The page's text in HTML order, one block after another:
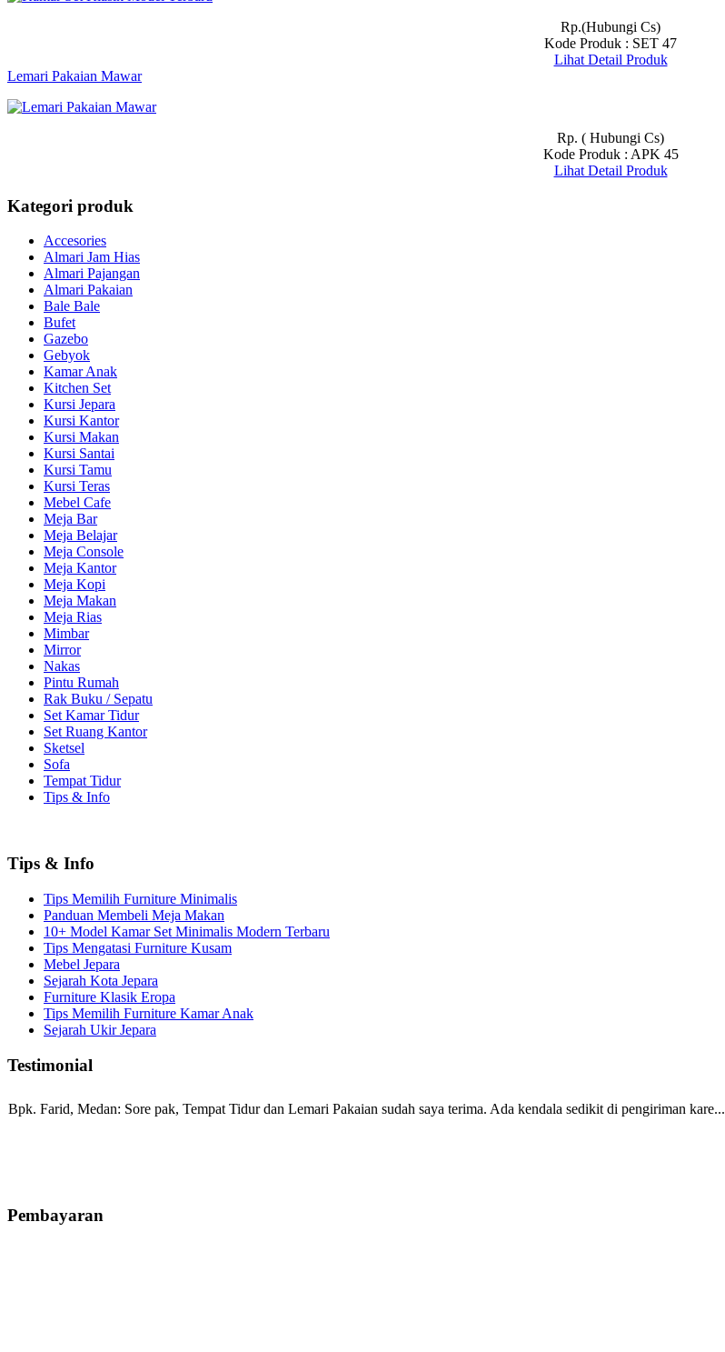
Rp.(Hubungi Cs)
Kode Produk : SET 47
Lihat Detail Produk
Lemari Pakaian Mawar
Rp. ( Hubungi Cs)
Kode Produk : APK 45
Lihat Detail Produk
Kategori produk
Accesories
Almari Jam Hias
Almari Pajangan
Almari Pakaian
Bale Bale
Bufet
Gazebo
Gebyok
Kamar Anak
Kitchen Set
Kursi Jepara
Kursi Kantor
Kursi Makan
Kursi Santai
Kursi Tamu
Kursi Teras
Mebel Cafe
Meja Bar
Meja Belajar
Meja Console
Meja Kantor
Meja Kopi
Meja Makan
Meja Rias
Mimbar
Mirror
Nakas
Pintu Rumah
Rak Buku / Sepatu
Set Kamar Tidur
Set Ruang Kantor
Sketsel
Sofa
Tempat Tidur
Tips & Info
Tips & Info
Tips Memilih Furniture Minimalis
Panduan Membeli Meja Makan
10+ Model Kamar Set Minimalis Modern Terbaru
Tips Mengatasi Furniture Kusam
Mebel Jepara
Sejarah Kota Jepara
Furniture Klasik Eropa
Tips Memilih Furniture Kamar Anak
Sejarah Ukir Jepara
Testimonial
Bpk. Farid, Medan: Sore pak, Tempat Tidur dan Lemari Pakaian sudah saya terima. Ada kendala sedikit di pengiriman kare...
Pembayaran